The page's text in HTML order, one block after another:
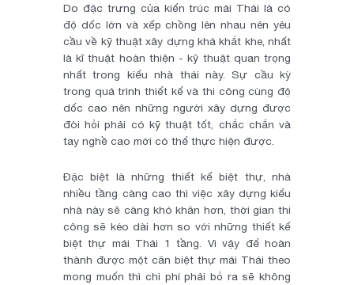
Do đặc trưng của kiến trúc mái Thái là có
độ dốc lớn và xếp chồng lên nhau nên yêu
cầu về kỹ thuật xây dựng khá khắt khe, nhất
là kĩ thuật hoàn thiện - kỹ thuật quan trọng
nhất trong kiểu nhà thái này. Sự cầu kỳ
trong quá trình thiết kế và thi công cùng độ
dốc cao nên những người xây dựng được
đòi hỏi phải có kỹ thuật tốt, chắc chắn và
tay nghề cao mới có thể thực hiện được.
Đặc biệt là những thiết kế biệt thự, nhà
nhiều tầng càng cao thì việc xây dựng kiểu
nhà này sẽ càng khó khăn hơn, thời gian thi
công sẽ kéo dài hơn so với những thiết kế
biệt thự mái Thái 1 tầng. Vì vậy để hoàn
thành được một căn biệt thự mái Thái theo
mong muốn thì chi phí phải bỏ ra sẽ không